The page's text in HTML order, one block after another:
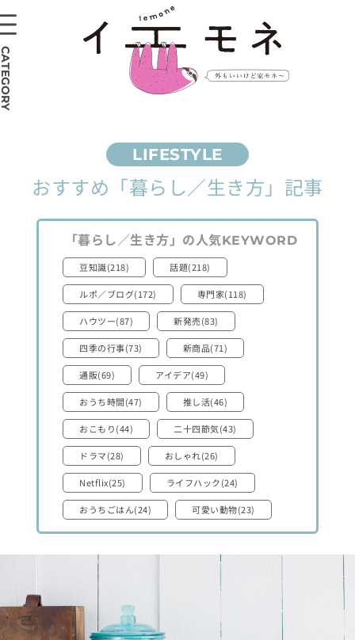
おすすめ 「暮らし／生き方」 記事
「暮らし／生き方」 の人気KEYWORD
豆知識(218) 話題(218)
ルポ／ブログ(172) 専門家(118)
ハウツー(87) 新発売(83)
四季の行事(73) 新商品(71)
通販(69) アイデア(49)
おうち時間(47) 推し活(46)
おこもり(44) 二十四節気(43)
ドラマ(28) おしゃれ(26)
Netflix(25) ライフハック(24)
おうちごはん(24) 可愛い動物(23)